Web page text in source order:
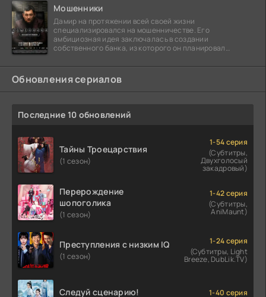
Мошенники
Дамир на протяжении всей своей жизни
специализировался на мошенничестве. Его
амбициозная идея заключалась в создании
собственного банка, из которого он планировал
Обновления сериалов
Последние 10 обновлений
Тайны Троецарствия
(1 сезон)
1-54 серия
(Субтитры,
Двухголосый
закадровый)
Перерождение
шопоголика
(1 сезон)
1-42 серия
(Субтитры,
AniMaunt)
Преступления с низким IQ
(1 сезон)
1-24 серия
(Субтитры, Light
Breeze, DubLik.TV)
Следуй сценарию!
1-40 серия